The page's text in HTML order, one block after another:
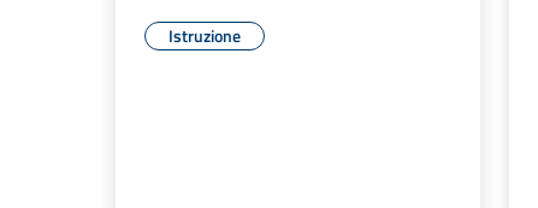
Istruzione